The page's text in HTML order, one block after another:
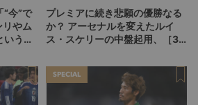
“今”で
リやム
うフ
プレミアに続き悲願の優勝なる
か？ アーセナルを変えたルイ
ス・スケリーの中盤起用、［3-
肢
SPECIAL